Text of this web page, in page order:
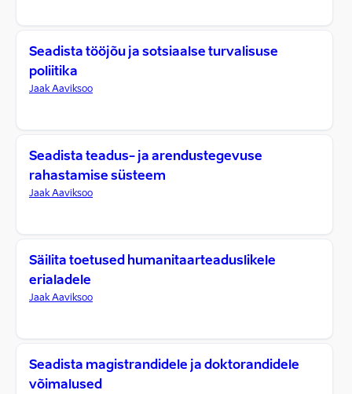
Seadista tööjõu ja sotsiaalse turvalisuse
poliitika
Jaak Aaviksoo
Seadista teadus- ja arendustegevuse
rahastamise süsteem
Jaak Aaviksoo
Säilita toetused humanitaarteaduslikele
erialadele
Jaak Aaviksoo
Seadista magistrandidele ja doktorandidele
võimalused